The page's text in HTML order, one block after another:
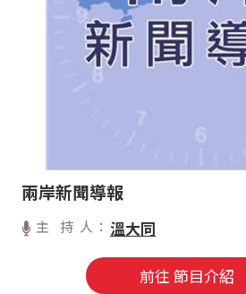
兩岸新聞導報
主 持 人： 溫大同
前往 節目介紹